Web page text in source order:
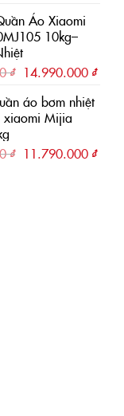
là:
9.990.000 ₫.
tại
Áo Xiaomi
10kg–
₫ Giá
là:
15.990.000 ₫.
14.990.000 ₫Giá
áo bơm nhiệt
xiaomi Mijia
₫ Giá
11.790.000 ₫Giá